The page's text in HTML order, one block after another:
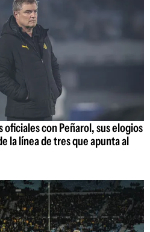
oficiales con Peñarol, sus elogios
la línea de tres que apunta al